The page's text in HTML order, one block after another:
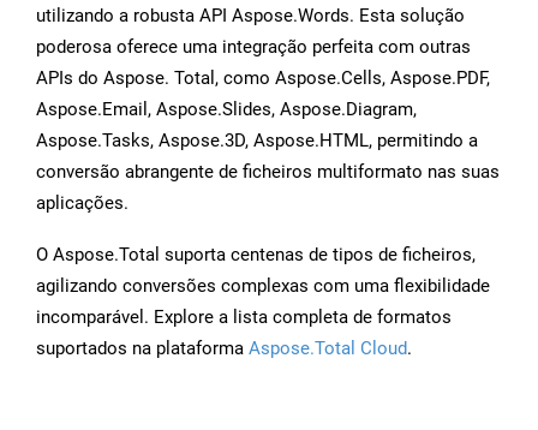
utilizando a robusta API Aspose.Words. Esta solução
poderosa oferece uma integração perfeita com outras
APIs do Aspose. Total, como Aspose.Cells, Aspose.PDF,
Aspose.Email, Aspose.Slides, Aspose.Diagram,
Aspose.Tasks, Aspose.3D, Aspose.HTML, permitindo a
conversão abrangente de ficheiros multiformato nas suas
aplicações.
O Aspose.Total suporta centenas de tipos de ficheiros,
agilizando conversões complexas com uma flexibilidade
incomparável. Explore a lista completa de formatos
suportados na plataforma Aspose.Total Cloud.